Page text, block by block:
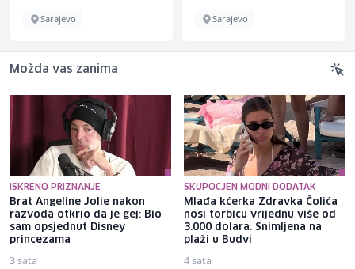
Sarajevo Sarajevo
Možda vas zanima
ISKRENO PRIZNANJE
Brat Angeline Jolie nakon
razvoda otkrio da je gej: Bio
sam opsjednut Disney
princezama
3 sata
SKUPOCJEN MODNI DODATAK
Mlađa kćerka Zdravka Čolića
nosi torbicu vrijednu više od
3.000 dolara: Snimljena na
plaži u Budvi
4 sata